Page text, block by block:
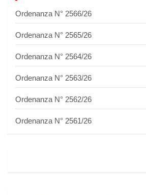
Ordenanza N° 2566/26
Ordenanza N° 2565/26
Ordenanza N° 2564/26
Ordenanza N° 2563/26
Ordenanza N° 2562/26
Ordenanza N° 2561/26